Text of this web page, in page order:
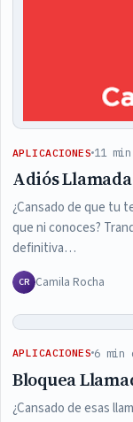
APLICACIONES 11
Adiós
¿Cansado de que tu
que ni conoces?
definitiva…
CR Camila Rocha
APLICACIONES 6 min
Bloquea
¿Cansado de esas